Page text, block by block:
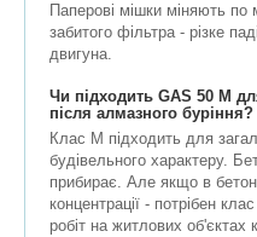
Паперові мішки міняють по
забитого фільтра - різке
двигуна.
Чи підходить GAS 50 M
після алмазного буріння?
Клас M підходить для
будівельного характеру.
прибирає. Але якщо в
концентрації - потрібен
робіт на житлових об'єктах